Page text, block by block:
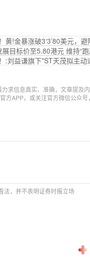
黄!金暴涨破3‘3’80美元，
目标价至5.80港元 维持“
:刘益谦旗下*ST天茂拟主
力求信息真实、准确，文章提及
方APP，或关注官方微信公众
法，并不表明证券时报立场